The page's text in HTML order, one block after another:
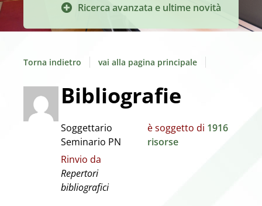
Ricerca avanzata e ultime novità
Torna indietro vai alla pagina principale
Bibliografie
Soggettario
Seminario PN
Rinvio da
Repertori
bibliografici
è soggetto di 1916
risorse